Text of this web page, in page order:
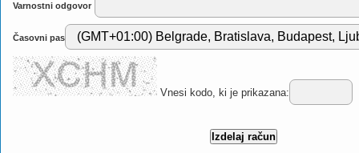
Varnostni odgovor
Časovni pas
Vnesi kodo, ki je prikazana: